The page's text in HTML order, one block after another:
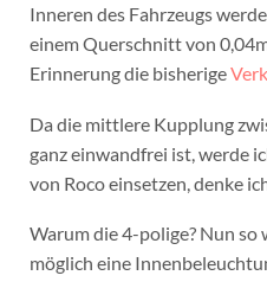
Inneren des Fahrzeugs
einem Querschnitt von
Erinnerung die bisherige
Da die mittlere Kupplung
ganz einwandfrei ist, werde
von Roco einsetzen, denke
Warum die 4-polige? Nun so
möglich eine